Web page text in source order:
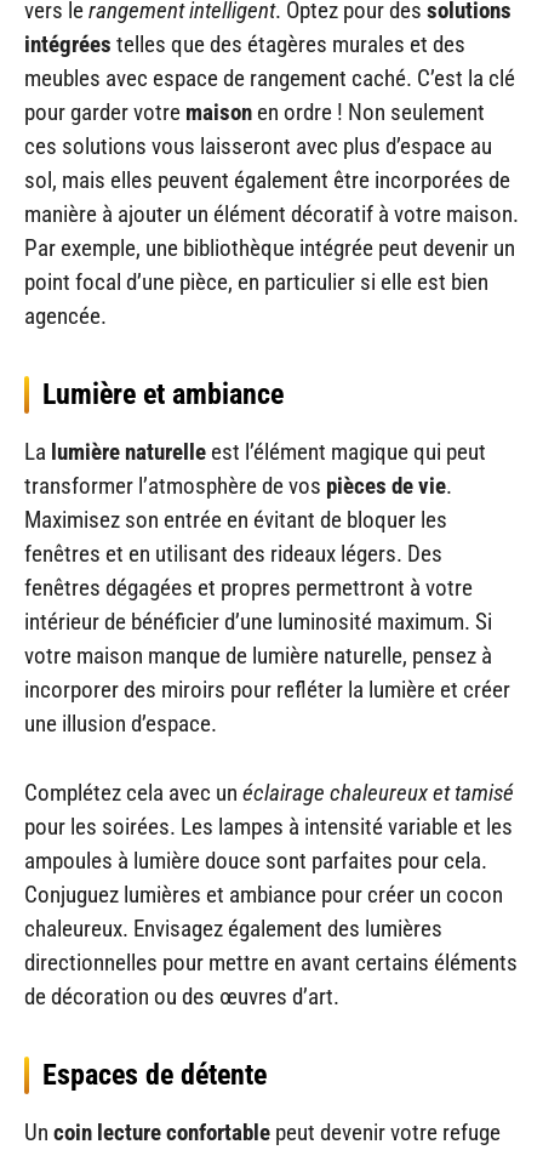
vers lerangement intelligent. Optez pour des solutions
intégrées telles que des étagères murales et des
meubles avec espace de rangement caché. C’est la clé
pour garder votre maison en ordre ! Non seulement
ces solutions vous laisseront avec plus d’espace au
sol, mais elles peuvent également être incorporées de
manière à ajouter un élément décoratif à votre maison.
Par exemple, une bibliothèque intégrée peut devenir un
point focal d’une pièce, en particulier si elle est bien
agencée.
Lumière et ambiance
La lumière naturelle est l’élément magique qui peut
transformer l’atmosphère de vos pièces de vie.
Maximisez son entrée en évitant de bloquer les
fenêtres et en utilisant des rideaux légers. Des
fenêtres dégagées et propres permettront à votre
intérieur de bénéficier d’une luminosité maximum. Si
votre maison manque de lumière naturelle, pensez à
incorporer des miroirs pour refléter la lumière et créer
une illusion d’espace.
Complétez cela avec un éclairage chaleureux et tamisé
pour les soirées. Les lampes à intensité variable et les
ampoules à lumière douce sont parfaites pour cela.
Conjuguez lumières et ambiance pour créer un cocon
chaleureux. Envisagez également des lumières
directionnelles pour mettre en avant certains éléments
de décoration ou des œuvres d’art.
Espaces de détente
Un coin lecture confortable peut devenir votre refuge